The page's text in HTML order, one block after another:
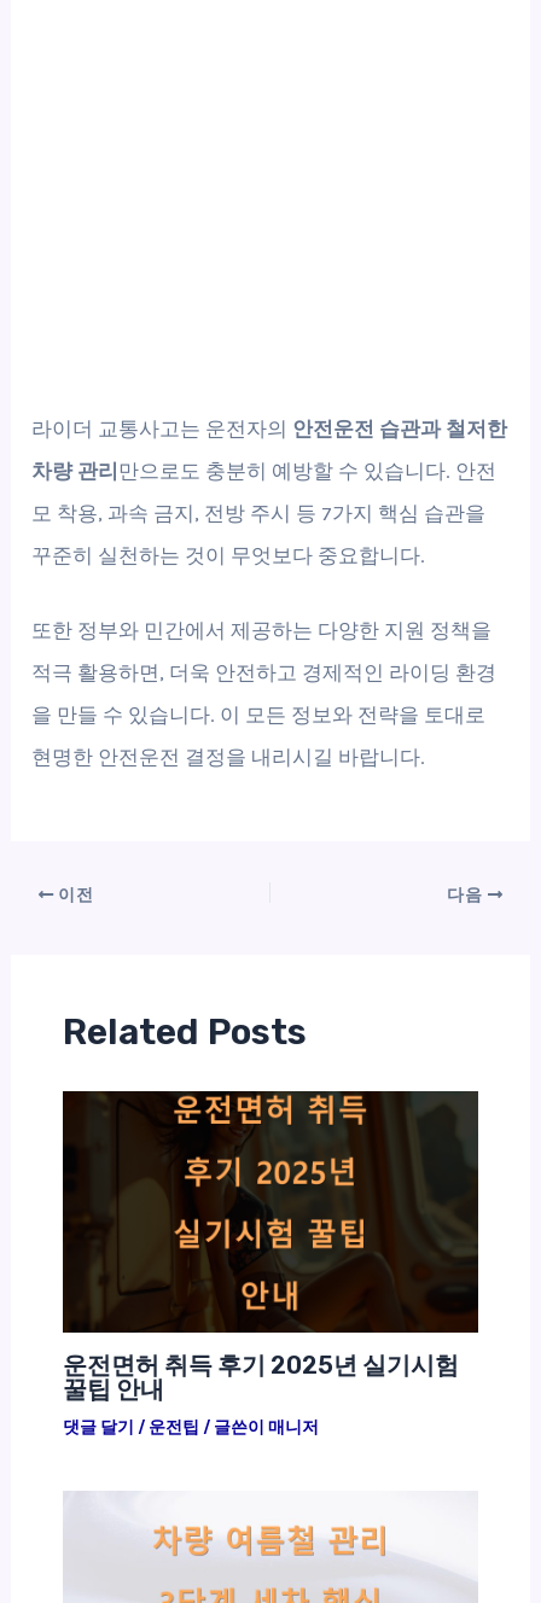
라이더 교통사고는 운전자의 안전운전 습관과 철저한
차량 관리만으로도 충분히 예방할 수 있습니다. 안전
모 착용, 과속 금지, 전방 주시 등 7가지 핵심 습관을
꾸준히 실천하는 것이 무엇보다 중요합니다.
또한 정부와 민간에서 제공하는 다양한 지원 정책을
적극 활용하면, 더욱 안전하고 경제적인 라이딩 환경
을 만들 수 있습니다. 이 모든 정보와 전략을 토대로
현명한 안전운전 결정을 내리시길 바랍니다.
이전 다음
Related Posts
운전면허 취득 후기 2025년 실기시험
꿀팁 안내
댓글 달기 / 운전팁 / 글쓴이 매니저